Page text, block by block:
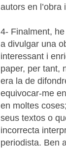
autors en
4- Finalment,
a divulgar una
interessant i
paper, per tant,
era la de
equivocar-me
en moltes
seus textos o
incorrecta
periodista. Ben